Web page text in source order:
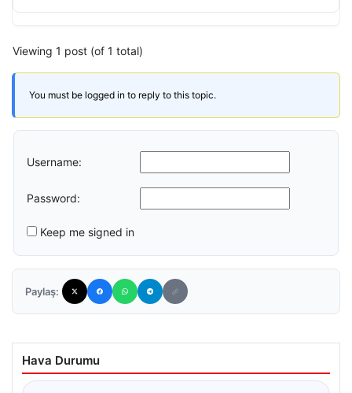
Viewing 1 post (of 1 total)
You must be logged in to reply to this topic.
Username:
Password:
Keep me signed in
Paylaş:
Hava Durumu